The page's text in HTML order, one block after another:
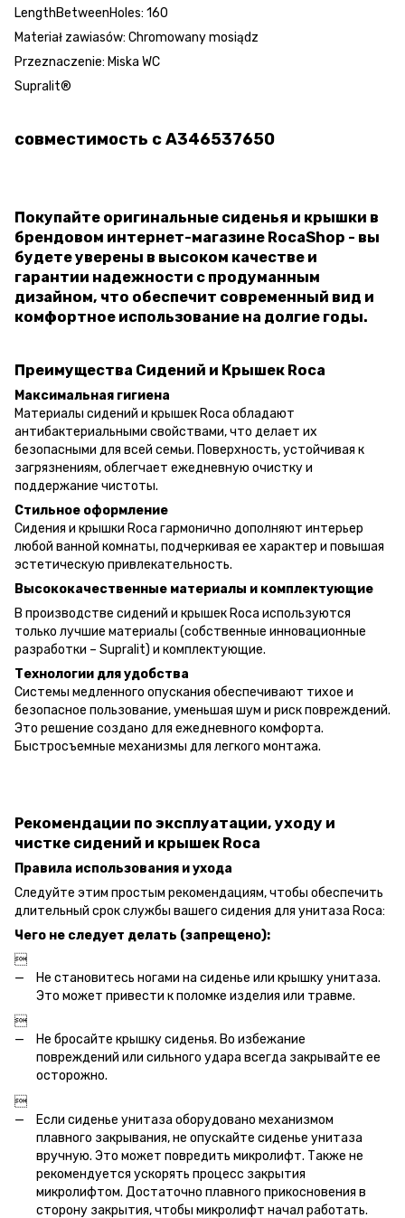
LengthBetweenHoles: 160
Materiał zawiasów: Chromowany mosiądz
Przeznaczenie: Miska WC
Supralit®
совместимость с A346537650
Покупайте оригинальные сиденья и крышки в
брендовом интернет-магазине RocaShop - вы
будете уверены в высоком качестве и
гарантии надежности с продуманным
дизайном, что обеспечит современный вид и
комфортное использование на долгие годы.
Преимущества Сидений и Крышек Roca
Максимальная гигиена
Материалы сидений и крышек Roca обладают
антибактериальными свойствами, что делает их
безопасными для всей семьи. Поверхность, устойчивая к
загрязнениям, облегчает ежедневную очистку и
поддержание чистоты.
Стильное оформление
Сидения и крышки Roca гармонично дополняют интерьер
любой ванной комнаты, подчеркивая ее характер и повышая
эстетическую привлекательность.
Высококачественные материалы и комплектующие
В производстве сидений и крышек Roca используются
только лучшие материалы (собственные инновационные
разработки – Supralit) и комплектующие.
Технологии для удобства
Системы медленного опускания обеспечивают тихое и
безопасное пользование, уменьшая шум и риск повреждений.
Это решение создано для ежедневного комфорта.
Быстросъемные механизмы для легкого монтажа.
Рекомендации по эксплуатации, уходу и
чистке сидений и крышек Roca
Правила использования и ухода
Следуйте этим простым рекомендациям, чтобы обеспечить
длительный срок службы вашего сидения для унитаза Roca:
Чего не следует делать (запрещено):

Не становитесь ногами на сиденье или крышку унитаза.
Это может привести к поломке изделия или травме.

Не бросайте крышку сиденья. Во избежание
повреждений или сильного удара всегда закрывайте ее
осторожно.

Если сиденье унитаза оборудовано механизмом
плавного закрывания, не опускайте сиденье унитаза
вручную. Это может повредить микролифт. Также не
рекомендуется ускорять процесс закрытия
микролифтом. Достаточно плавного прикосновения в
сторону закрытия, чтобы микролифт начал работать.